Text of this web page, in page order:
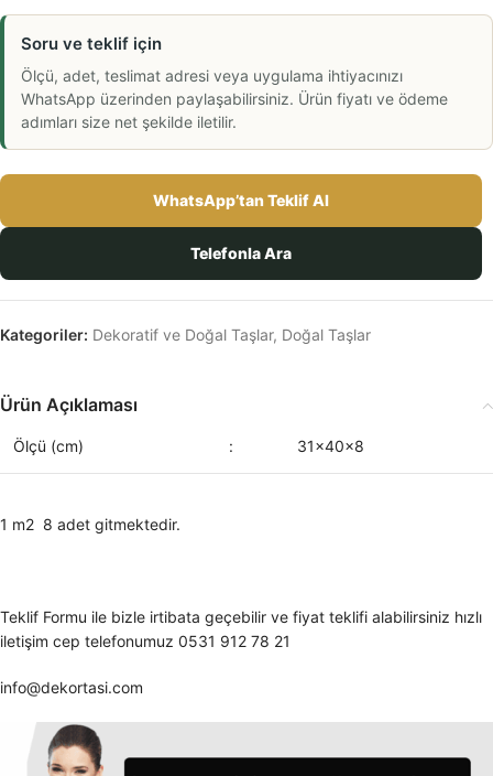
Soru ve teklif için
Ölçü, adet, teslimat adresi veya uygulama ihtiyacınızı
WhatsApp üzerinden paylaşabilirsiniz. Ürün fiyatı ve ödeme
adımları size net şekilde iletilir.
WhatsApp’tan Teklif Al
Telefonla Ara
Kategoriler: Dekoratif ve Doğal Taşlar, Doğal Taşlar
Ürün Açıklaması
Ölçü (cm) : 31x40x8
1 m2 8 adet gitmektedir.
Teklif Formu ile bizle irtibata geçebilir ve fiyat teklifi alabilirsiniz hızlı
iletişim cep telefonumuz 0531 912 78 21
info@dekortasi.com